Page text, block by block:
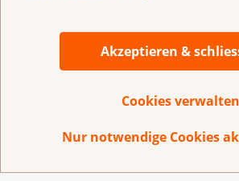
Akzeptieren &
Cookies verwalten
Nur notwendige Cookies
verändert die Wirkung der
Gesundwerden.